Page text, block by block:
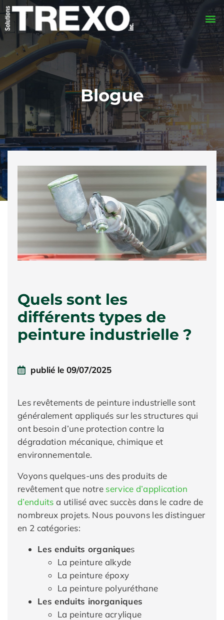
Blogue
Quels sont les
différents types de
peinture industrielle ?
publié le 09/07/2025
Les revêtements de peinture industrielle sont
généralement appliqués sur les structures qui
ont besoin d’une protection contre la
dégradation mécanique, chimique et
environnementale.
Voyons quelques-uns des produits de
revêtement que notre service d’application
d’enduits a utilisé avec succès dans le cadre de
nombreux projets. Nous pouvons les distinguer
en 2 catégories:
Les enduits organiques
La peinture alkyde
La peinture époxy
La peinture polyuréthane
Les enduits inorganiques
La peinture acrylique